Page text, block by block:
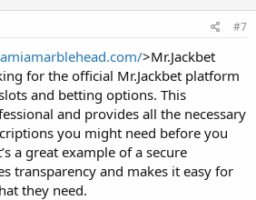
#7
>Mr.Jackbet
for the official Mr.Jackbet platform
and betting options. This
and provides all the necessary
you might need before you
a great example of a secure
transparency and makes it easy for
they need.